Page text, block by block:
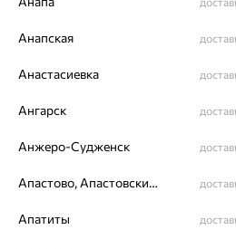
Похожие изделия
Анапская
Анастасиевка
Ангарск
Анжеро-Судженск
Апастово, Апастовский район
Апатиты